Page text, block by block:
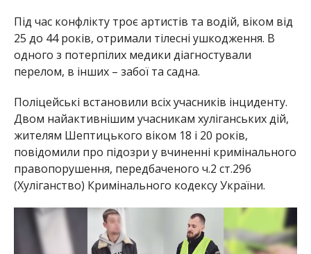
Під час конфлікту троє артистів та водій, віком від
25 до 44 років, отримали тілесні ушкодження. В
одного з потерпілих медики діагностували
перелом, в інших – забої та садна.
Поліцейські встановили всіх учасників інциденту.
Двом найактивнішим учасникам хуліганських дій,
жителям Шептицького віком 18 і 20 років,
повідомили про підозри у вчиненні кримінального
правопорушення, передбаченого ч.2 ст.296
(Хуліганство) Кримінального кодексу України.